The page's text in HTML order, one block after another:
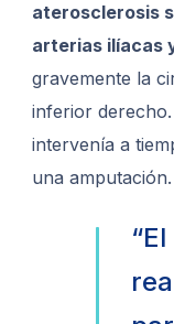
aterosclerosis
arterias ilíacas
gravemente la
inferior
intervenía a
una amputación.